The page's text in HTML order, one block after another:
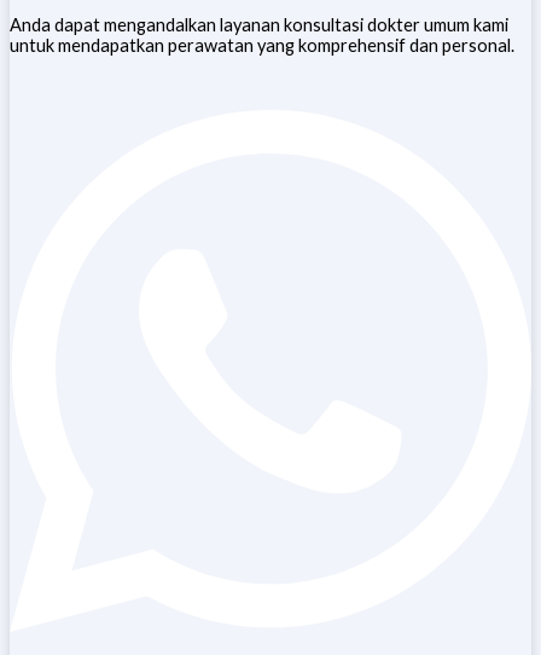
Anda dapat mengandalkan layanan konsultasi dokter umum kami
untuk mendapatkan perawatan yang komprehensif dan personal.